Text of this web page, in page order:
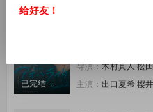
已完结·全6集
导演：木村真人 松
主演： 出口夏希 樱
给好友！